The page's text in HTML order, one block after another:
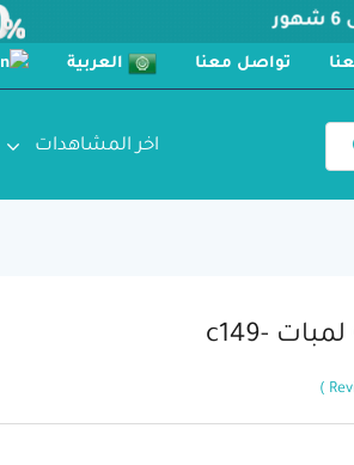
تواصل معنا العربية
اخر المشاهدات